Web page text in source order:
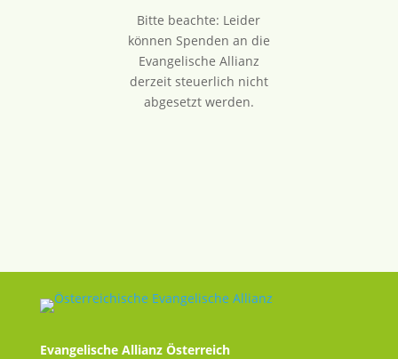
Bitte beachte: Leider
können Spenden an die
Evangelische Allianz
derzeit steuerlich nicht
abgesetzt werden.
Evangelische Allianz Österreich